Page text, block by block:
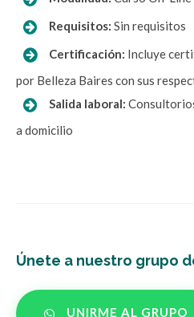
Requisitos: Sin requisitos
Certificación: Incluye
por Belleza Baires con sus
Salida laboral:
a domicilio
Únete a nuestro grupo
UNIRME AL GRUPO